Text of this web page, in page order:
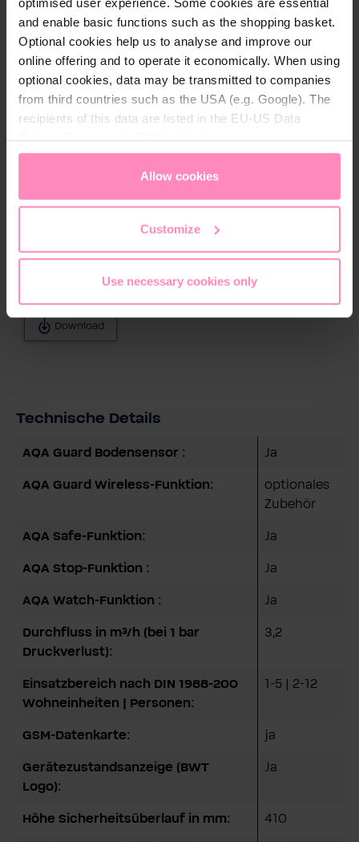
and enable basic functions such as the shopping basket.
Optional cookies help us to analyse and improve our
online offering and to operate it economically. When using
optional cookies, data may be transmitted to companies
from third countries such as the USA (e.g. Google). The
recipients of this data are listed in the EU-US Data
appropriate level of data protection. You canaccept all
only allow necessary cookies
access and change your chosen setting at any time in
Allow cookies
Customize
Use necessary cookies only
Download
1-510970_EBA_BWT_Perla_Duplex-Typen_en.pdf
Download
bwt-perla-tabs-folder-en.pdf
Download
Download
Technische Details
AQA Guard Bodensensor : Ja
AQA Guard Wireless-Funktion:
optionales
Zubehör
AQA Safe-Funktion: Ja
AQA Stop-Funktion : Ja
AQA Watch-Funktion : Ja
Durchfluss in m³/h (bei 1 bar
Druckverlust):
3,2
Einsatzbereich nach DIN 1988-200
Wohneinheiten | Personen:
1-5 | 2-12
GSM-Datenkarte: ja
Gerätezustandsanzeige (BWT
Logo):
Ja
Höhe Sicherheitsüberlauf in mm: 410